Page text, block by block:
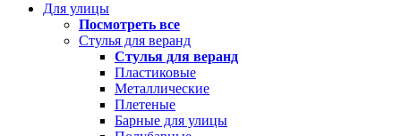
Для улицы
Посмотреть все
Стулья для веранд
Стулья для веранд
Пластиковые
Металлические
Плетеные
Барные для улицы